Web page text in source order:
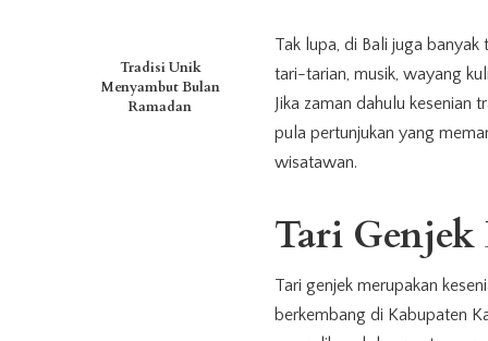
Tradisi Unik
Menyambut Bulan
Ramadan
Tak lupa, di Bali juga
tari-tarian, musik, wayang
Jika zaman dahulu kesenian
pula pertunjukan yang
wisatawan.
Tari
Tari genjek merupakan
berkembang di Kabupaten